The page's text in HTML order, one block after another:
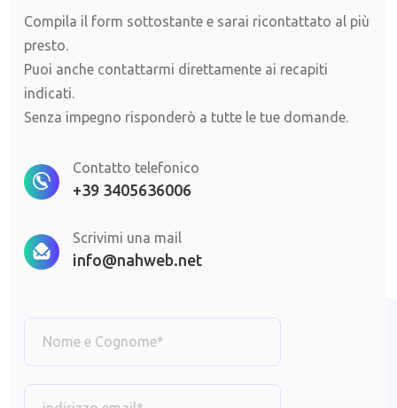
Compila il form sottostante e sarai ricontattato al più
presto.
Puoi anche contattarmi direttamente ai recapiti
indicati.
Senza impegno risponderò a tutte le tue domande.
Contatto telefonico
+39 3405636006
Scrivimi una mail
info@nahweb.net